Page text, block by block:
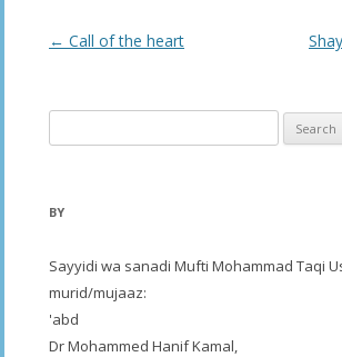
Post
← Call of the heart
for:
BY
Sayyidi wa sanadi Mufti Mohammad Taqi
murid/mujaaz:
'abd
Dr Mohammed Hanif Kamal,